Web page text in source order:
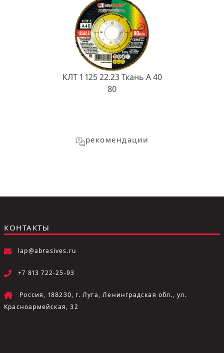
КЛТ 1 125 22.23 Ткань A 40
80
рекомендации
КОНТАКТЫ
lap@abrasives.ru
+7 813 722-25-93
Россия, 188230, г. Луга, Ленинградская обл., ул.
Красноармейская, 32